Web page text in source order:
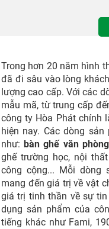
Trong hơn 20 năm hình
đã đi sâu vào lòng
lượng cao cấp. Với các
mẫu mã, từ trung cấp
công ty Hòa Phát chính
hiện nay. Các dòng
như: bàn ghế văn phòng
ghế trường học, nội
công cộng... Mỗi dòng
mang đến giá trị về vật
giá trị tinh thần về sự
dụng sản phẩm của
tiếng khác như Fami,